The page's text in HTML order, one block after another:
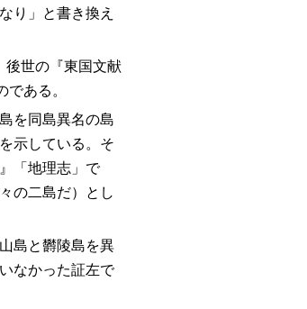
り」と書き換え
世の『東国文献
ある。
を同島異名の島
示している。そ
「地理志」で
の二島だ）とし
島と欝陵島を異
なかった証左で